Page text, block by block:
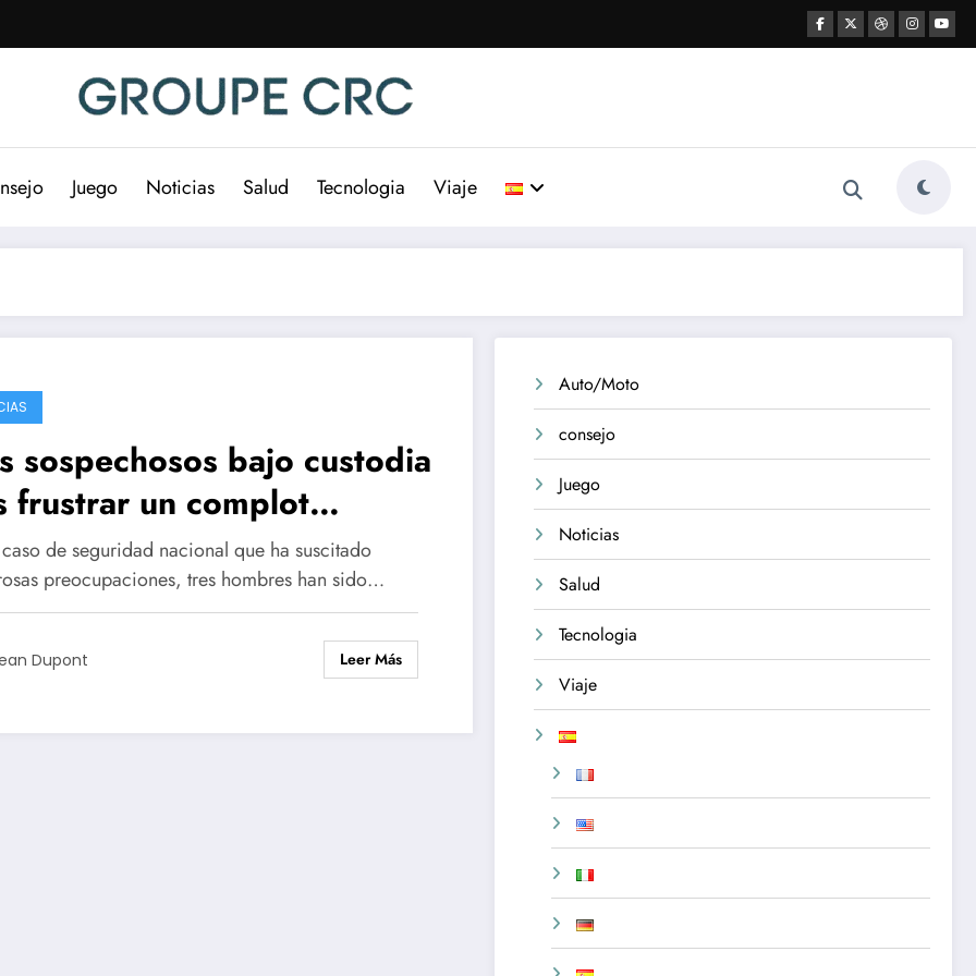
Juego Noticias Salud Tecnologia Viaje
sospechosos bajo custodia
frustrar un complot
en el norte de Francia
de seguridad nacional que ha suscitado
preocupaciones, tres hombres han sido…
Dupont Leer Más
Auto/Moto
consejo
Juego
Noticias
Salud
Tecnologia
Viaje